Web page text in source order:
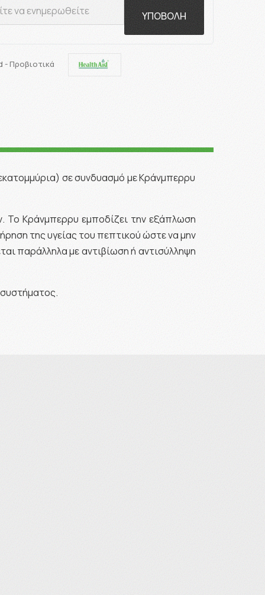
ΥΠΟΒΟΛΗ
- Προβιοτικά
σε συνδυασμό με Κράνμπερρυ
Το Κράνμπερρυ εμποδίζει την εξάπλωση
της υγείας του πεπτικού ώστε να μην
παράλληλα με αντιβίωση ή αντισύλληψη
συστήματος.